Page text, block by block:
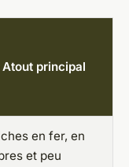
Atout principal
en fer, en
et peu